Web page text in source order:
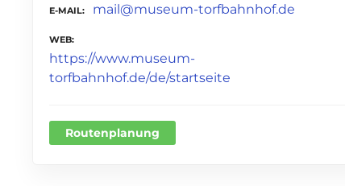
E-MAIL mail@museum-torfbahnhof.de
WEB
https://www.museum-
torfbahnhof.de/de/startseite
Routenplanung